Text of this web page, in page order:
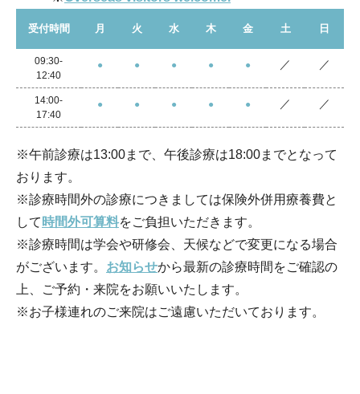
受付時間 月 火 水 木 金 土 日
09:30-
12:40
● ● ● ● ● ／ ／
14:00-
17:40
● ● ● ● ● ／ ／
※午前診療は13:00まで、午後診療は18:00までとなって
おります。
※診療時間外の診療につきましては保険外併用療養費と
して 時間外可算料をご負担いただきます。
※診療時間は学会や研修会、天候などで変更になる場合
がございます。 お知らせから最新の診療時間をご確認の
上、ご予約・来院をお願いいたします。
※お子様連れのご来院はご遠慮いただいております。